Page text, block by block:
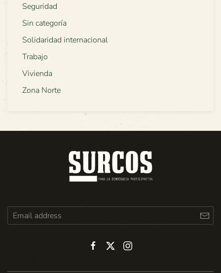
Seguridad
Sin categoría
Solidaridad internacional
Trabajo
Vivienda
Zona Norte